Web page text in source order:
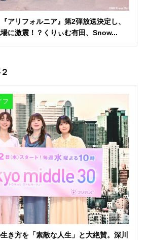
アリフォルニア』第2弾放送決定し、
に激震！？くりぃむ有田、Snow...
フ
き方を「素敵な人生」と大絶賛。深川